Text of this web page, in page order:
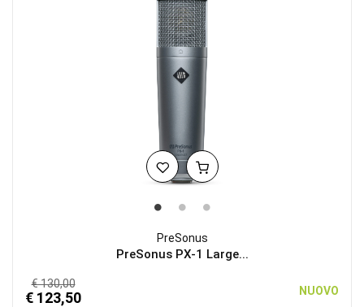
PreSonus
PreSonus PX-1 Large...
€ 130,00
€ 123,50 NUOVO